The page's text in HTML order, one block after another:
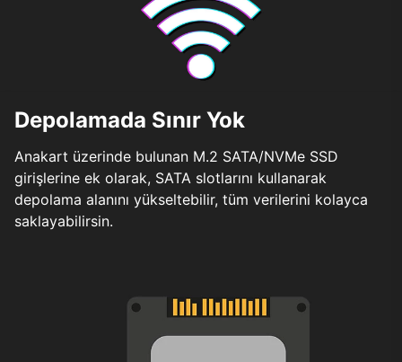
Depolamada Sınır Yok
Anakart üzerinde bulunan M.2 SATA/NVMe SSD
girişlerine ek olarak, SATA slotlarını kullanarak
depolama alanını yükseltebilir, tüm verilerini kolayca
saklayabilirsin.